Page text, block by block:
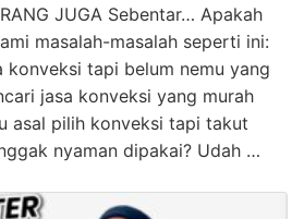
JUGA Sebentar… Apakah
masalah-masalah seperti ini:
konveksi tapi belum nemu yang
jasa konveksi yang murah
asal pilih konveksi tapi takut
nyaman dipakai? Udah …